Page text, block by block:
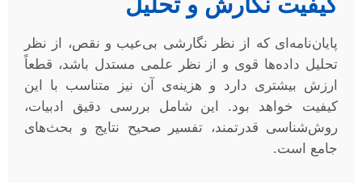
پایان‌نامه‌ای که از نظر نگارشی بی‌عیب و نقص، از نظر
تحلیل داده‌ها قوی و از نظر علمی مستدل باشد، قطعاً
ارزش بیشتری دارد و هزینه‌ی آن نیز متناسب با این
کیفیت خواهد بود. این شامل بررسی دقیق ادبیات،
روش‌شناسی قدرتمند، تفسیر صحیح نتایج و بحث‌های
جامع است.